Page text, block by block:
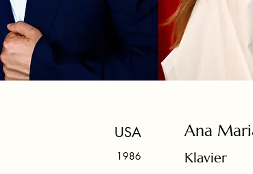
USA
1986
Ana
Klavier